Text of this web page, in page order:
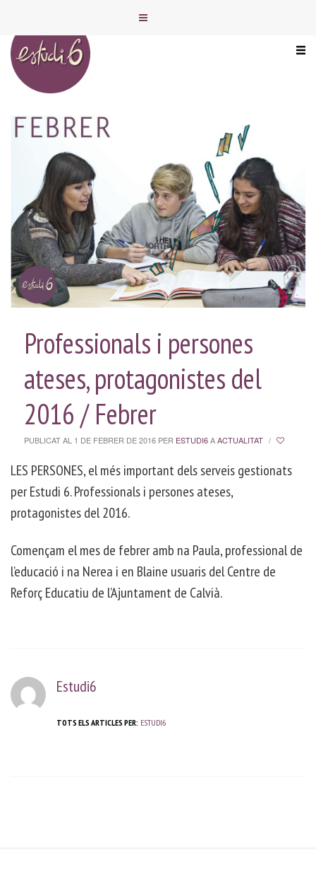
Professionals i persones
ateses, protagonistes del
2016 / Febrer
PUBLICAT AL 1 DE FEBRER DE 2016 PER ESTUDI6AACTUALITAT /
LES PERSONES, el més important dels serveis gestionats
per Estudi 6. Professionals i persones ateses,
protagonistes del 2016.
Començam el mes de febrer amb na Paula, professional de
l’educació i na Nerea i en Blaine usuaris del Centre de
Reforç Educatiu de l’Ajuntament de Calvià.
Estudi6
TOTS ELS ARTICLES PER: ESTUDI6